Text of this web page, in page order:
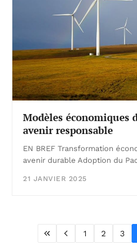
Modèles économiques
avenir responsable
EN BREF Transformation
avenir durable Adoption du
21 JANVIER 2025
1 2 3